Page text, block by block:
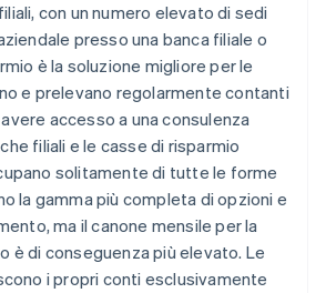
con un numero elevato di sedi
presso una banca filiale o
è la soluzione migliore per le
e prelevano regolarmente contanti
accesso a una consulenza
filiali e le casse di risparmio
solitamente di tutte le forme
la gamma più completa di opzioni e
ma il canone mensile per la
è di conseguenza più elevato. Le
i propri conti esclusivamente